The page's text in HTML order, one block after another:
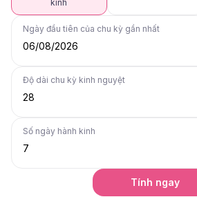
kinh
Ngày đầu tiên của chu kỳ gần nhất
06/08/2026
Độ dài chu kỳ kinh nguyệt
Số ngày hành kinh
Tính ngay